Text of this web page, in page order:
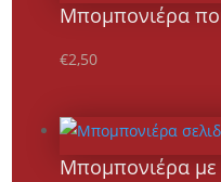
Μπομπονιέρα
€2,50
Μπομπονιέρα με